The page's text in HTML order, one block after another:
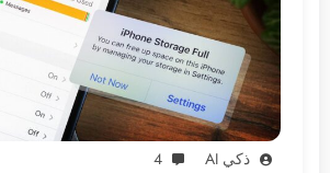
ذكي AI 4